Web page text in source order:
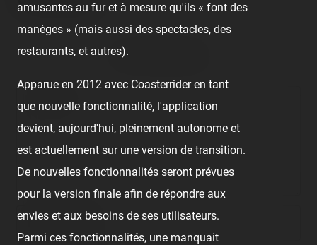
No comment posted.
Comment
Nom/prénom
amusantes au fur et à mesure qu'ils « font des
manèges » (mais aussi des spectacles, des
restaurants, et autres).
Apparue en 2012 avec Coasterrider en tant
que nouvelle fonctionnalité, l'application
devient, aujourd'hui, pleinement autonome et
est actuellement sur une version de transition.
De nouvelles fonctionnalités seront prévues
pour la version finale afin de répondre aux
envies et aux besoins de ses utilisateurs.
Parmi ces fonctionnalités, une manquait